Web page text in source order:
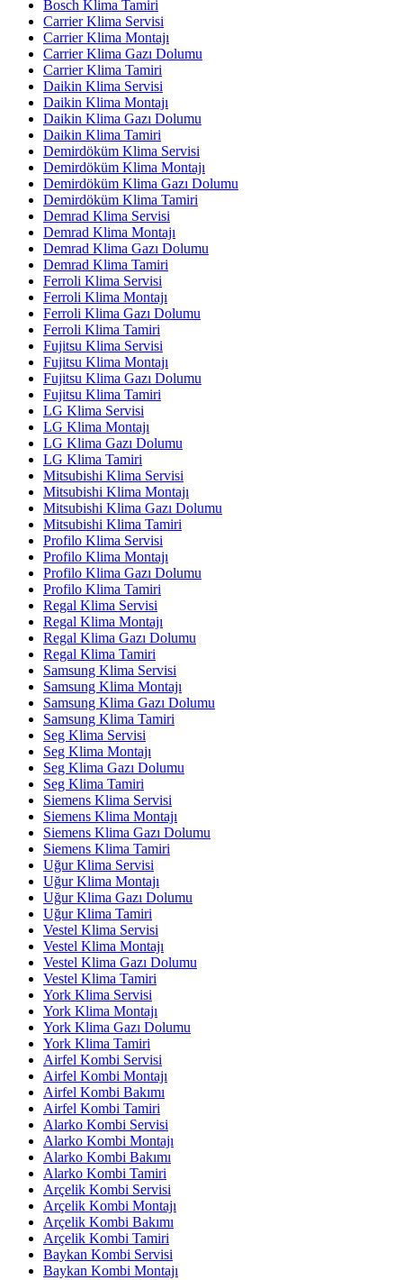
Bosch Klima Tamiri
Carrier Klima Servisi
Carrier Klima Montajı
Carrier Klima Gazı Dolumu
Carrier Klima Tamiri
Daikin Klima Servisi
Daikin Klima Montajı
Daikin Klima Gazı Dolumu
Daikin Klima Tamiri
Demirdöküm Klima Servisi
Demirdöküm Klima Montajı
Demirdöküm Klima Gazı Dolumu
Demirdöküm Klima Tamiri
Demrad Klima Servisi
Demrad Klima Montajı
Demrad Klima Gazı Dolumu
Demrad Klima Tamiri
Ferroli Klima Servisi
Ferroli Klima Montajı
Ferroli Klima Gazı Dolumu
Ferroli Klima Tamiri
Fujitsu Klima Servisi
Fujitsu Klima Montajı
Fujitsu Klima Gazı Dolumu
Fujitsu Klima Tamiri
LG Klima Servisi
LG Klima Montajı
LG Klima Gazı Dolumu
LG Klima Tamiri
Mitsubishi Klima Servisi
Mitsubishi Klima Montajı
Mitsubishi Klima Gazı Dolumu
Mitsubishi Klima Tamiri
Profilo Klima Servisi
Profilo Klima Montajı
Profilo Klima Gazı Dolumu
Profilo Klima Tamiri
Regal Klima Servisi
Regal Klima Montajı
Regal Klima Gazı Dolumu
Regal Klima Tamiri
Samsung Klima Servisi
Samsung Klima Montajı
Samsung Klima Gazı Dolumu
Samsung Klima Tamiri
Seg Klima Servisi
Seg Klima Montajı
Seg Klima Gazı Dolumu
Seg Klima Tamiri
Siemens Klima Servisi
Siemens Klima Montajı
Siemens Klima Gazı Dolumu
Siemens Klima Tamiri
Uğur Klima Servisi
Uğur Klima Montajı
Uğur Klima Gazı Dolumu
Uğur Klima Tamiri
Vestel Klima Servisi
Vestel Klima Montajı
Vestel Klima Gazı Dolumu
Vestel Klima Tamiri
York Klima Servisi
York Klima Montajı
York Klima Gazı Dolumu
York Klima Tamiri
Airfel Kombi Servisi
Airfel Kombi Montajı
Airfel Kombi Bakımı
Airfel Kombi Tamiri
Alarko Kombi Servisi
Alarko Kombi Montajı
Alarko Kombi Bakımı
Alarko Kombi Tamiri
Arçelik Kombi Servisi
Arçelik Kombi Montajı
Arçelik Kombi Bakımı
Arçelik Kombi Tamiri
Baykan Kombi Servisi
Baykan Kombi Montajı